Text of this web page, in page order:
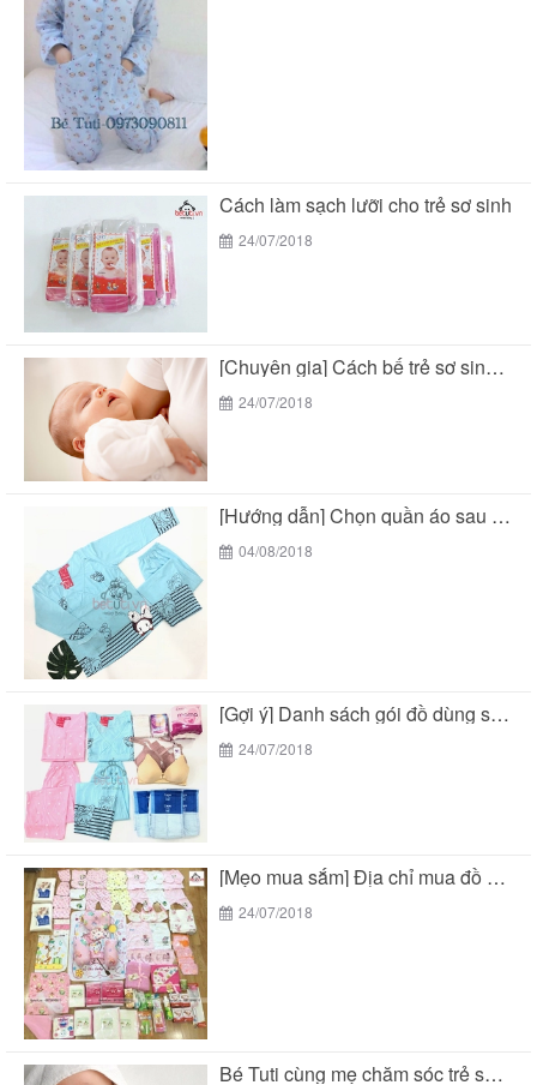
Cách làm sạch lưỡi cho trẻ sơ sinh
24/07/2018
[Chuyên gia] Cách bế trẻ sơ sinh chuẩn theo...
24/07/2018
[Hướng dẫn] Chọn quần áo sau sinh cho mẹ...
04/08/2018
[Gợi ý] Danh sách gói đồ dùng sau sinh...
24/07/2018
[Mẹo mua sắm] Địa chỉ mua đồ sơ sinh...
24/07/2018
Bé Tuti cùng mẹ chăm sóc trẻ sơ sinh...